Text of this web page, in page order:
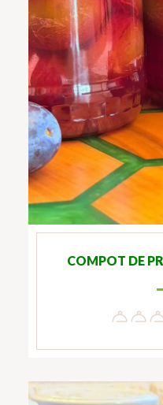
COMPOT DE